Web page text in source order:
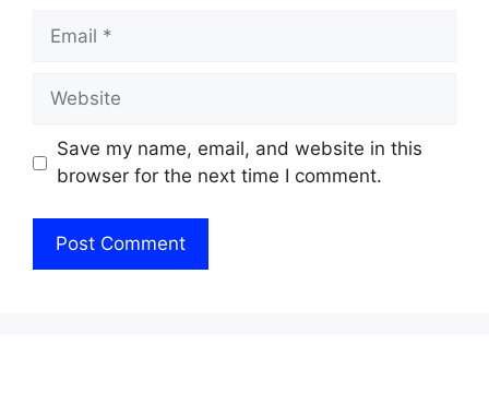
Email
Website
Save my name, email, and website in this
browser for the next time I comment.